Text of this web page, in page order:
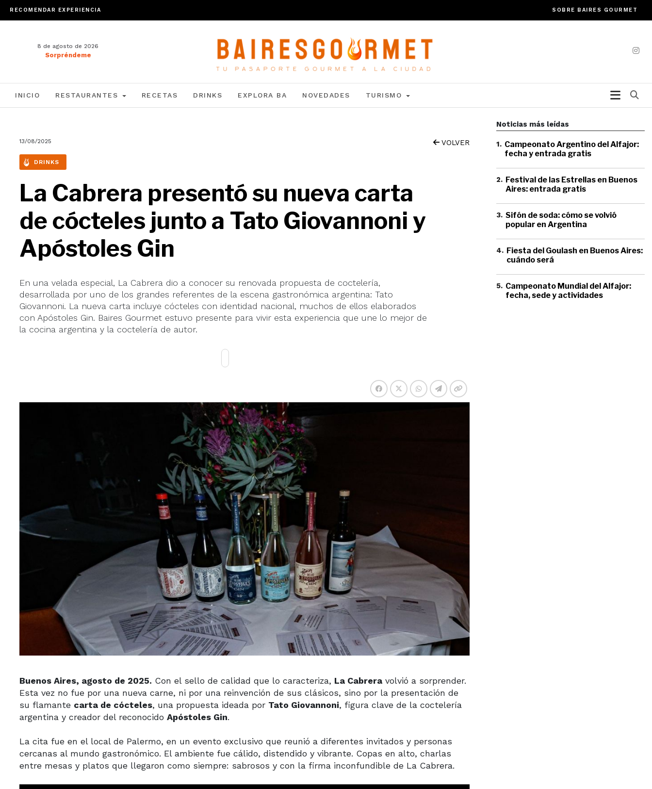
RECOMENDAR EXPERIENCIA SOBRE BAIRES GOURMET
8 de agosto de 2026
Sorpréndeme
INICIO RESTAURANTES RECETAS DRINKS EXPLORA BA NOVEDADES TURISMO
13/08/2025 VOLVER
DRINKS
La Cabrera presentó su nueva carta
de cócteles junto a Tato Giovannoni y
Apóstoles Gin
En una velada especial, La Cabrera dio a conocer su renovada propuesta de coctelería,
desarrollada por uno de los grandes referentes de la escena gastronómica argentina: Tato
Giovannoni. La nueva carta incluye cócteles con identidad nacional, muchos de ellos elaborados
con Apóstoles Gin. Baires Gourmet estuvo presente para vivir esta experiencia que une lo mejor de
la cocina argentina y la coctelería de autor.
Buenos Aires, agosto de 2025. Con el sello de calidad que lo caracteriza, La Cabrera volvió a sorprender.
Esta vez no fue por una nueva carne, ni por una reinvención de sus clásicos, sino por la presentación de
su flamante carta de cócteles, una propuesta ideada por Tato Giovannoni, figura clave de la coctelería
argentina y creador del reconocido Apóstoles Gin.
La cita fue en el local de Palermo, en un evento exclusivo que reunió a diferentes invitados y personas
cercanas al mundo gastronómico. El ambiente fue cálido, distendido y vibrante. Copas en alto, charlas
entre mesas y platos que llegaron como siempre: sabrosos y con la firma inconfundible de La Cabrera.
Noticias más leídas
1. Campeonato Argentino del Alfajor:
fecha y entrada gratis
2. Festival de las Estrellas en Buenos
Aires: entrada gratis
3. Sifón de soda: cómo se volvió
popular en Argentina
4. Fiesta del Goulash en Buenos Aires:
cuándo será
5. Campeonato Mundial del Alfajor:
fecha, sede y actividades